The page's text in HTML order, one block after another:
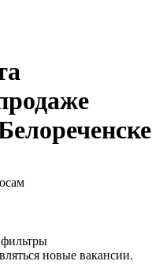
новые вакансии.